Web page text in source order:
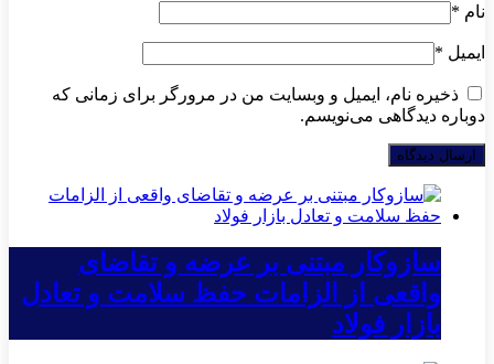
نام *
ایمیل *
ذخیره نام، ایمیل و وبسایت من در مرورگر برای زمانی که
دوباره دیدگاهی می‌نویسم.
سازوکار مبتنی بر عرضه و تقاضای
واقعی از الزامات حفظ سلامت و تعادل
بازار فولاد